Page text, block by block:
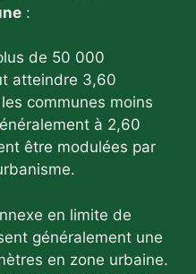
:
de 50 000
atteindre 3,60
communes moins
à 2,60
être modulées par
en limite de
généralement une
en zone urbaine.